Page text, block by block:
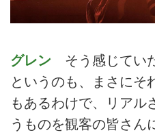
グレン そう感じてい
というのも、まさにそ
もあるわけで、リアル
うものを観客の皆さん